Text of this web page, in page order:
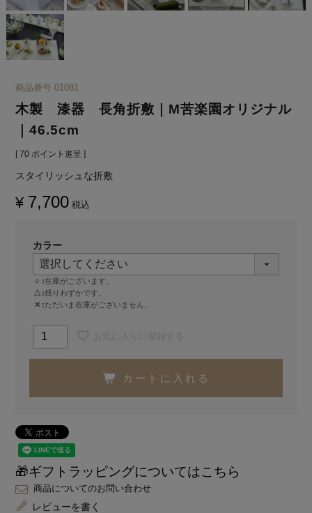
商品番号 01081
木製 漆器 長角折敷｜M苦楽園オリジナル
｜46.5cm
[ 70 ポイント進呈 ]
スタイリッシュな折敷
¥ 7,700 税込
カラー
○
在庫がございます。
△ 残りわずかです。
✕
ただいま在庫がございません。
カートに入れる
🎁ギフトラッピングについてはこちら
商品についてのお問い合わせ
レビューを書く